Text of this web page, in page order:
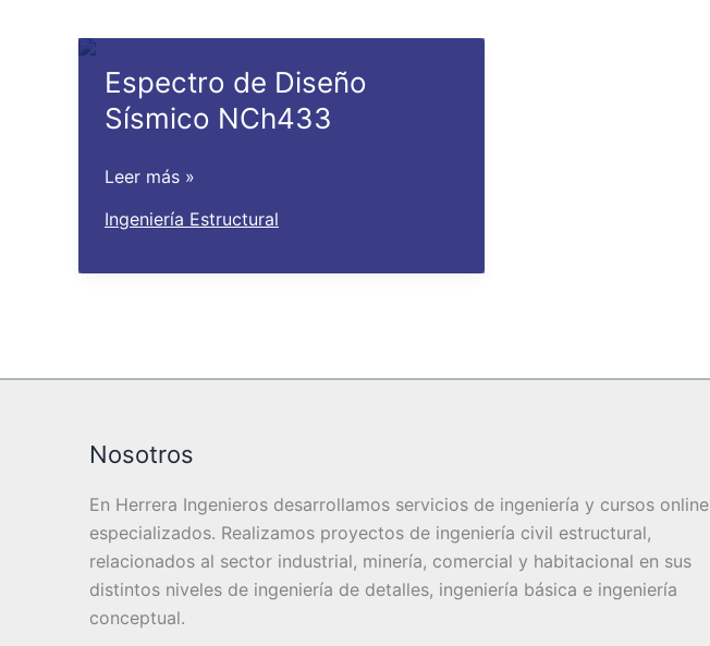
Espectro de Diseño
Sísmico NCh433
Espectro
Diseño
Leer más »
Ingeniería Estructural
Nosotros
En Herrera Ingenieros desarrollamos servicios de ingeniería y cursos online
especializados. Realizamos proyectos de ingeniería civil estructural,
relacionados al sector industrial, minería, comercial y habitacional en sus
distintos niveles de ingeniería de detalles, ingeniería básica e ingeniería
conceptual.